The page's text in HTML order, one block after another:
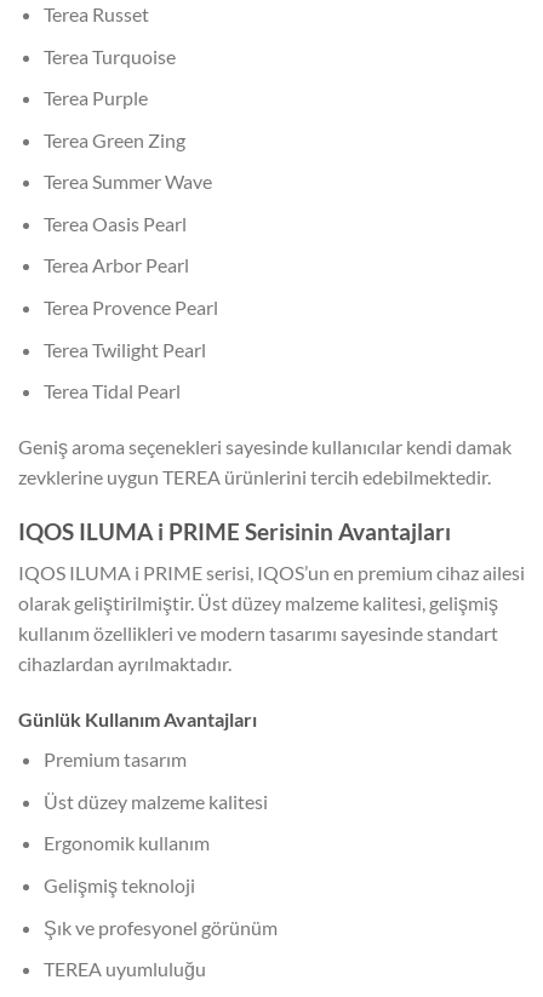
Terea Russet
Terea Turquoise
Terea Purple
Terea Green Zing
Terea Summer Wave
Terea Oasis Pearl
Terea Arbor Pearl
Terea Provence Pearl
Terea Twilight Pearl
Terea Tidal Pearl
Geniş aroma seçenekleri sayesinde kullanıcılar kendi damak
zevklerine uygun TEREA ürünlerini tercih edebilmektedir.
IQOS ILUMA i PRIME Serisinin Avantajları
IQOS ILUMA i PRIME serisi, IQOS’un en premium cihaz ailesi
olarak geliştirilmiştir. Üst düzey malzeme kalitesi, gelişmiş
kullanım özellikleri ve modern tasarımı sayesinde standart
cihazlardan ayrılmaktadır.
Günlük Kullanım Avantajları
Premium tasarım
Üst düzey malzeme kalitesi
Ergonomik kullanım
Gelişmiş teknoloji
Şık ve profesyonel görünüm
TEREA uyumluluğu